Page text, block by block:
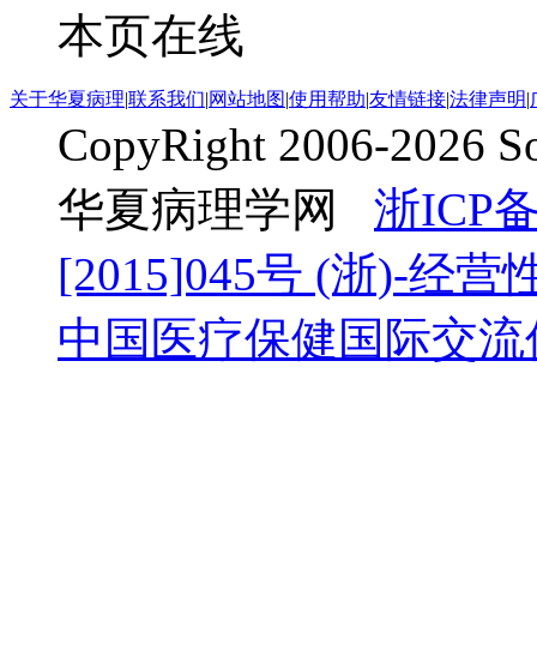
本页在线
关于华夏病理|联系我们|网站地图|使用帮助|友情链接|法律声明|
CopyRight 2006-2026
华夏病理学网 浙ICP
[2015]045号 (浙)-经营
中国医疗保健国际交